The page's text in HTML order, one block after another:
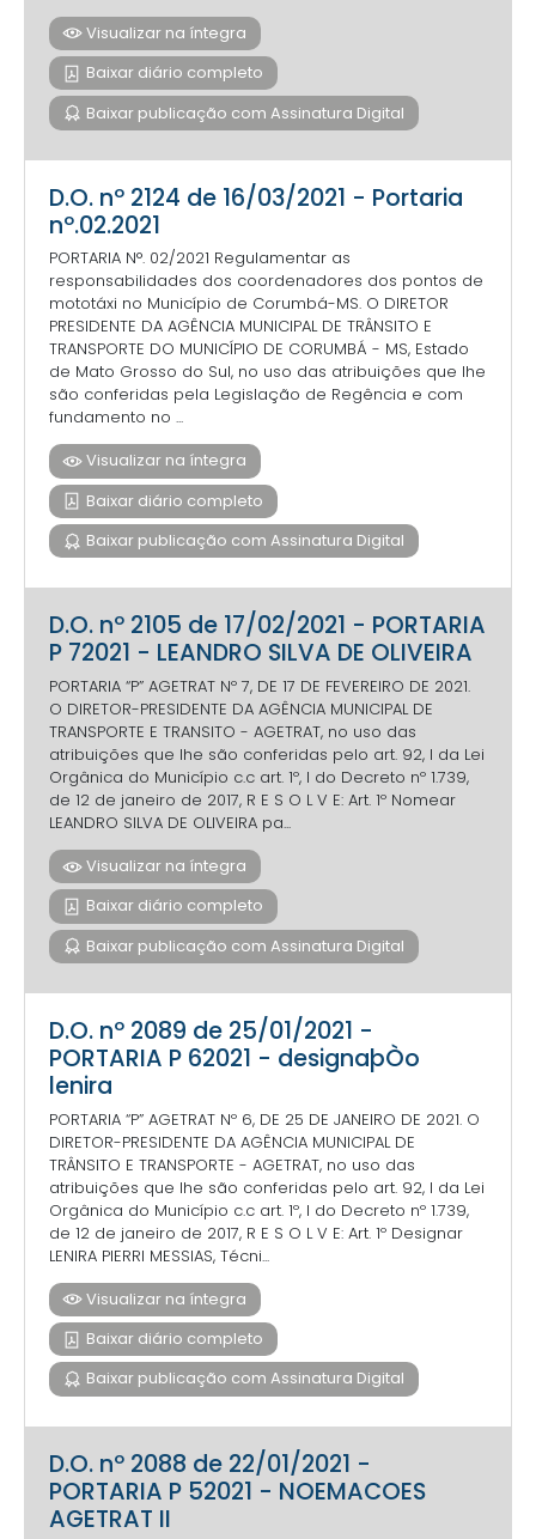
Visualizar na íntegra
Baixar diário completo
Baixar publicação com Assinatura Digital
D.O. nº 2124 de 16/03/2021 - Portaria
nº.02.2021
PORTARIA N°. 02/2021 Regulamentar as
responsabilidades dos coordenadores dos pontos de
mototáxi no Município de Corumbá-MS. O DIRETOR
PRESIDENTE DA AGÊNCIA MUNICIPAL DE TRÂNSITO E
TRANSPORTE DO MUNICÍPIO DE CORUMBÁ - MS, Estado
de Mato Grosso do Sul, no uso das atribuições que lhe
são conferidas pela Legislação de Regência e com
fundamento no ...
Visualizar na íntegra
Baixar diário completo
Baixar publicação com Assinatura Digital
D.O. nº 2105 de 17/02/2021 - PORTARIA
P 72021 - LEANDRO SILVA DE OLIVEIRA
PORTARIA “P” AGETRAT Nº 7, DE 17 DE FEVEREIRO DE 2021.
O DIRETOR-PRESIDENTE DA AGÊNCIA MUNICIPAL DE
TRANSPORTE E TRANSITO - AGETRAT, no uso das
atribuições que lhe são conferidas pelo art. 92, I da Lei
Orgânica do Município c.c art. 1º, I do Decreto nº 1.739,
de 12 de janeiro de 2017, R E S O L V E: Art. 1º Nomear
LEANDRO SILVA DE OLIVEIRA pa...
Visualizar na íntegra
Baixar diário completo
Baixar publicação com Assinatura Digital
D.O. nº 2089 de 25/01/2021 -
PORTARIA P 62021 - designaþÒo
lenira
PORTARIA “P” AGETRAT Nº 6, DE 25 DE JANEIRO DE 2021. O
DIRETOR-PRESIDENTE DA AGÊNCIA MUNICIPAL DE
TRÂNSITO E TRANSPORTE - AGETRAT, no uso das
atribuições que lhe são conferidas pelo art. 92, I da Lei
Orgânica do Município c.c art. 1º, I do Decreto nº 1.739,
de 12 de janeiro de 2017, R E S O L V E: Art. 1º Designar
LENIRA PIERRI MESSIAS, Técni...
Visualizar na íntegra
Baixar diário completo
Baixar publicação com Assinatura Digital
D.O. nº 2088 de 22/01/2021 -
PORTARIA P 52021 - NOEMACOES
AGETRAT II